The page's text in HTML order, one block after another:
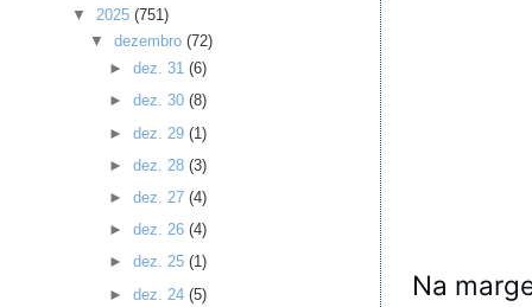
Na
▼ 2025 (751)
▼dezembro(72)
► dez. 31 (6)
► dez. 30 (8)
► dez. 29 (1)
► dez. 28 (3)
► dez. 27 (4)
► dez. 26 (4)
► dez. 25 (1)
► dez. 24 (5)